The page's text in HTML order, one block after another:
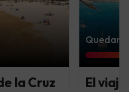
la Cruz
Quedan
El